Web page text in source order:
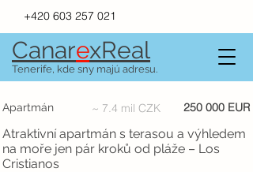
+420 603 257 021
CanarexReal
Tenerife, kde sny majú adresu.
Apartmán ~ 7.4 mil CZK 250 000 EUR
Atraktivní apartmán s terasou a výhledem
na moře jen pár kroků od pláže – Los
Cristianos